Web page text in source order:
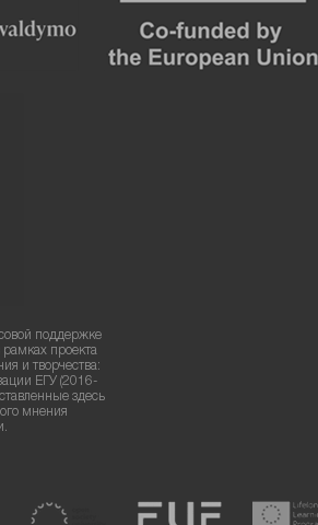
поддержке
проекта
и творчества:
ЕГУ (2016-
здесь
мнения